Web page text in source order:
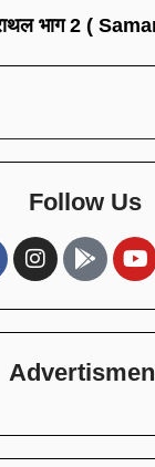
भाग 2 (
Follow Us